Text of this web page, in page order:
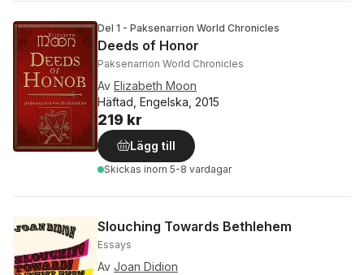
Del 1 - Paksenarrion World Chronicles
Deeds of Honor
Paksenarrion World Chronicles
Av Elizabeth Moon
Häftad, Engelska, 2015
219 kr
Lägg till
Skickas inom 5-8 vardagar
Slouching Towards Bethlehem
Essays
Av Joan Didion